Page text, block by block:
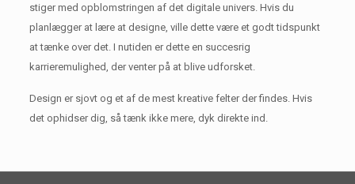
stiger med opblomstringen af ​​det digitale univers. Hvis du
planlægger at lære at designe, ville dette være et godt tidspunkt
at tænke over det. I nutiden er dette en succesrig
karrieremulighed, der venter på at blive udforsket.
Design er sjovt og et af de mest kreative felter der findes. Hvis
det ophidser dig, så tænk ikke mere, dyk direkte ind.